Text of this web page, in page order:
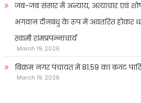
जब-जब संसार में अन्याय, अत्याचार एवं
भगवान दीनबंधु के रूप में अवतरित होकर
स्वामी रामप्रपन्नाचार्य
March 19, 2026
बिक्रम नगर पंचायत में 81.59 का बजट
March 19, 2026